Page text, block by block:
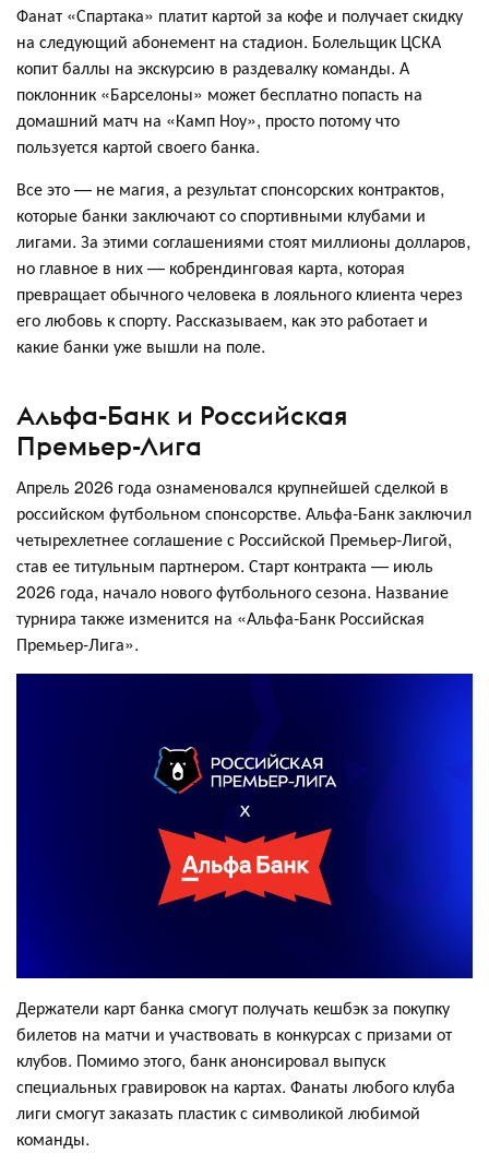
Фанат «Спартака» платит картой за кофе и получает скидку
на следующий абонемент на стадион. Болельщик ЦСКА
копит баллы на экскурсию в раздевалку команды. А
поклонник «Барселоны» может бесплатно попасть на
домашний матч на «Камп Ноу», просто потому что
пользуется картой своего банка.
Все это — не магия, а результат спонсорских контрактов,
которые банки заключают со спортивными клубами и
лигами. За этими соглашениями стоят миллионы долларов,
но главное в них — кобрендинговая карта, которая
превращает обычного человека в лояльного клиента через
его любовь к спорту. Рассказываем, как это работает и
какие банки уже вышли на поле.
Альфа-Банк и Российская
Премьер-Лига
Апрель 2026 года ознаменовался крупнейшей сделкой в
российском футбольном спонсорстве. Альфа-Банк заключил
четырехлетнее соглашение с Российской Премьер-Лигой,
став ее титульным партнером. Старт контракта — июль
2026 года, начало нового футбольного сезона. Название
турнира также изменится на «Альфа-Банк Российская
Премьер-Лига».
Держатели карт банка смогут получать кешбэк за покупку
билетов на матчи и участвовать в конкурсах с призами от
клубов. Помимо этого, банк анонсировал выпуск
специальных гравировок на картах. Фанаты любого клуба
лиги смогут заказать пластик с символикой любимой
команды.